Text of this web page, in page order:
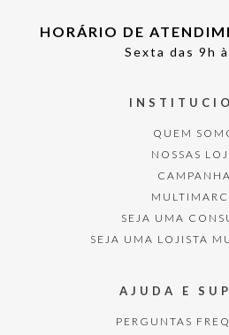
HORÁRIO DE
Sexta das 9h
QUEM
NOSSAS
SEJA UMA
SEJA UMA LOJISTA
AJUDA E
PERGUNTAS